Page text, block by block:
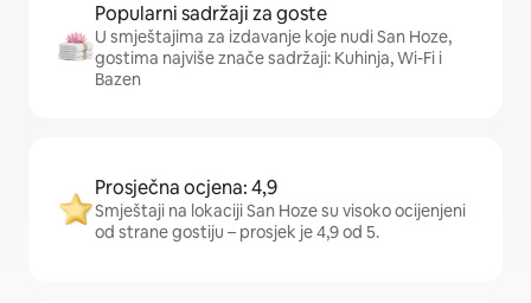
Popularni sadržaji za goste
U smještajima za izdavanje koje nudi San Hoze,
gostima najviše znače sadržaji: Kuhinja, Wi-Fi i
Bazen
Prosječna ocjena: 4,9
Smještaji na lokaciji San Hoze su visoko ocijenjeni
od strane gostiju – prosjek je 4,9 od 5.